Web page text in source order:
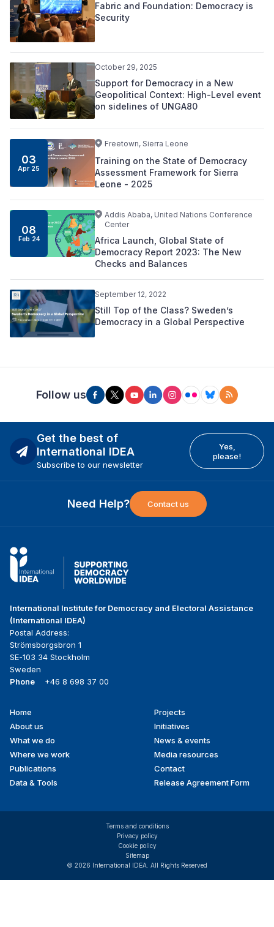
Fabric and Foundation: Democracy is
Security
October 29, 2025
Support for Democracy in a New
Geopolitical Context: High-Level event
on sidelines of UNGA80
03
Apr 25
Freetown, Sierra Leone
Training on the State of Democracy
Assessment Framework for Sierra
Leone - 2025
08
Feb 24
Addis Ababa, United Nations Conference
Center
Africa Launch, Global State of
Democracy Report 2023: The New
Checks and Balances
September 12, 2022
Still Top of the Class? Sweden’s
Democracy in a Global Perspective
Follow us
Get the best of
International IDEA
Subscribe to our newsletter
Yes,
please!
Need Help? Contact us
International Institute for Democracy and Electoral Assistance
(International IDEA)
Postal Address:
Strömsborgsbron 1
SE-103 34 Stockholm
Sweden
Phone
+46 8 698 37 00
Footer
menu
Home
About us
What we do
Where we work
Publications
Data & Tools
Projects
Initiatives
News & events
Media resources
Contact
Release Agreement Form
© 2026 International IDEA. All Rights Reserved
Terms and conditions
Privacy policy
Cookie policy
Sitemap